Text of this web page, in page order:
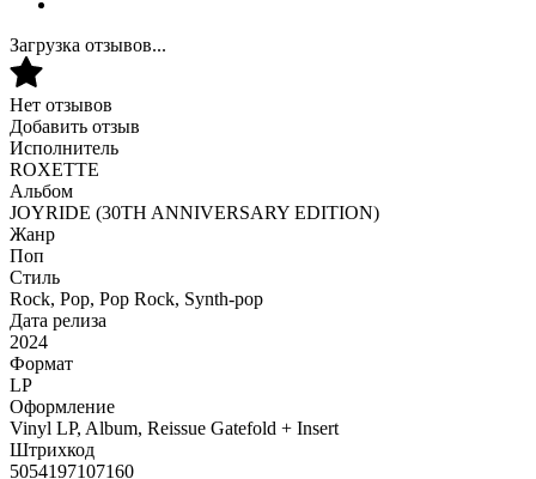
Загрузка отзывов...
Нет отзывов
Добавить отзыв
Исполнитель
ROXETTE
Альбом
JOYRIDE (30TH ANNIVERSARY EDITION)
Жанр
Поп
Стиль
Rock, Pop, Pop Rock, Synth-pop
Дата релиза
2024
Формат
LP
Оформление
Vinyl LP, Album, Reissue Gatefold + Insert
Штрихкод
5054197107160